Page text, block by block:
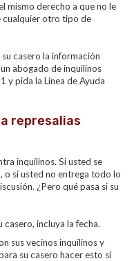
mismo derecho a que no le
cualquier otro tipo de
casero la información
abogado de inquilinos
y pida la Línea de Ayuda
represalias
inquilinos. Si usted se
o si usted no entrega todo lo
¿Pero qué pasa si su
casero, incluya la fecha.
sus vecinos inquilinos y
su casero hacer esto si